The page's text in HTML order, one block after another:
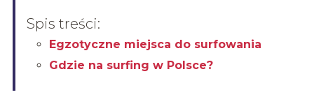
Spis treści:
Egzotyczne miejsca do surfowania
Gdzie na surfing w Polsce?